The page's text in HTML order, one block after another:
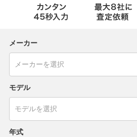
メーカー
モデル
年式